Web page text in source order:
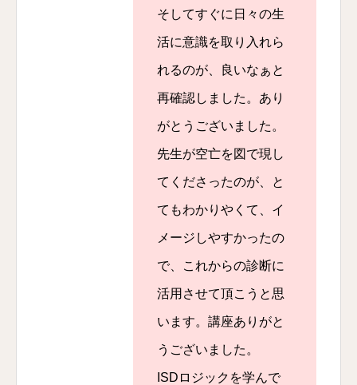
そしてすぐに日々の生
活に意識を取り入れら
れるのが、良いなぁと
再確認しました。あり
がとうございました。
先生が空亡を図で現し
てくださったのが、と
てもわかりやくて、イ
メージしやすかったの
で、これからの診断に
活用させて頂こうと思
います。講座ありがと
うございました。
ISDロジックを学んで